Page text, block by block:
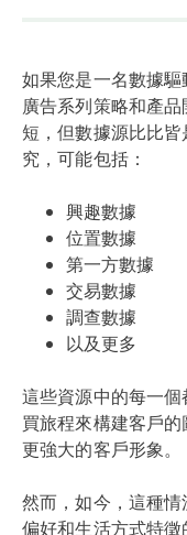
如果您是一名數據驅
廣告系列策略和產
短，但數據源比比
究，可能包括：
興趣數據
位置數據
第一方數據
交易數據
調查數據
以及更多
這些資源中的每一
買旅程來構建客戶
更強大的客戶形象。
然而，如今，這種情
偏好和生活方式特